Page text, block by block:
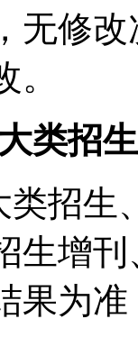
无修
类招
招生
生增
果为